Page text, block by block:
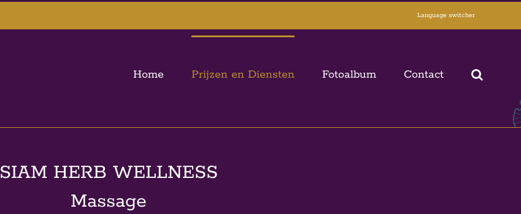
Language switcher
Home Prijzen en Diensten Fotoalbum Contact
SIAM HERB WELLNESS
Massage